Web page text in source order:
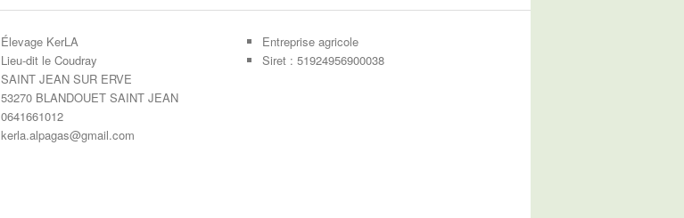
Élevage KerLA
Lieu-dit le Coudray
SAINT JEAN SUR ERVE
53270 BLANDOUET SAINT JEAN
0641661012
kerla.alpagas@gmail.com
Entreprise agricole
Siret : 51924956900038